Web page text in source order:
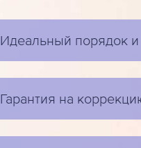
Идеальный порядок и
Гарантия на